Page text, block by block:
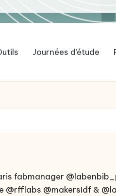
Journées d’étude
fabmanager
@rfflabs @makersIdf &